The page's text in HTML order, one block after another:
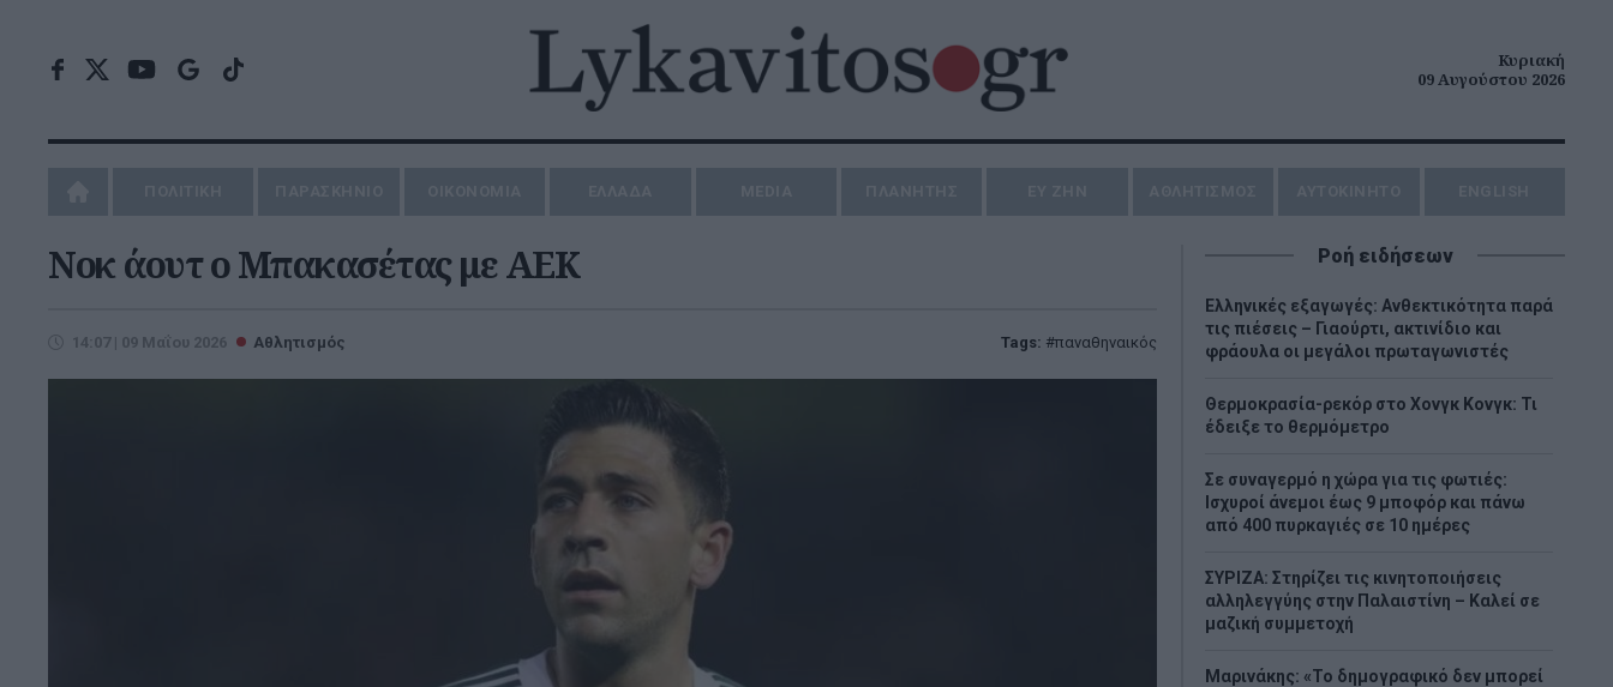
Κυριακή
09 Αυγούστου 2026
Νοκ άουτ ο Μπακασέτας με ΑΕΚ
14:07 | 09 Μαΐου 2026 Αθλητισμός Tags: παναθηναικός
Ροή ειδήσεων
Ελληνικές εξαγωγές: Ανθεκτικότητα παρά
τις πιέσεις – Γιαούρτι, ακτινίδιο και
φράουλα οι μεγάλοι πρωταγωνιστές
Θερμοκρασία-ρεκόρ στο Χονγκ Κονγκ: Τι
έδειξε το θερμόμετρο
Σε συναγερμό η χώρα για τις φωτιές:
Ισχυροί άνεμοι έως 9 μποφόρ και πάνω
από 400 πυρκαγιές σε 10 ημέρες
ΣΥΡΙΖΑ: Στηρίζει τις κινητοποιήσεις
αλληλεγγύης στην Παλαιστίνη – Καλεί σε
μαζική συμμετοχή
Μαρινάκης: «Το δημογραφικό δεν μπορεί